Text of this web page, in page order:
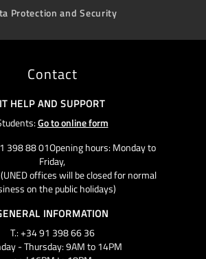
Protection and Security
Contact
IT HELP AND SUPPORT
Go to online form
398 88 01Opening hours: Monday to
Friday,
offices will be closed for normal
on the public holidays)
INFORMATION
T.: +34 91 398 66 36
- Thursday: 9AM to 14PM